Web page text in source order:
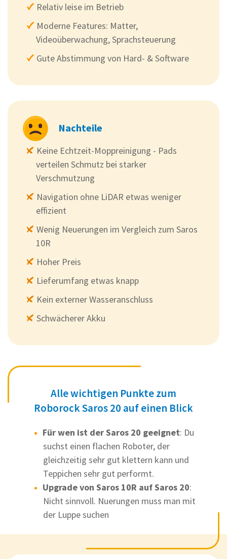
Relativ leise im Betrieb
Moderne Features: Matter,
Videoüberwachung, Sprachsteuerung
Gute Abstimmung von Hard- & Software
Nachteile
Keine Echtzeit-Moppreinigung - Pads
verteilen Schmutz bei starker
Verschmutzung
Navigation ohne LiDAR etwas weniger
effizient
Wenig Neuerungen im Vergleich zum Saros
10R
Hoher Preis
Lieferumfang etwas knapp
Kein externer Wasseranschluss
Schwächerer Akku
Alle wichtigen Punkte zum
Roborock Saros 20 auf einen Blick
Für wen ist der Saros 20 geeignet: Du
suchst einen flachen Roboter, der
gleichzeitig sehr gut klettern kann und
Teppichen sehr gut performt.
Upgrade von Saros 10R auf Saros 20:
Nicht sinnvoll. Nuerungen muss man mit
der Luppe suchen